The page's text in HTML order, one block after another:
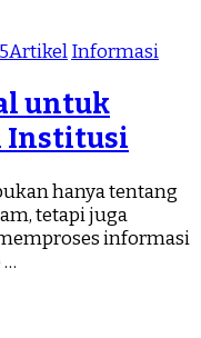
ArtikelInformasi
untuk
Institusi
hanya tentang
tetapi juga
informasi
…